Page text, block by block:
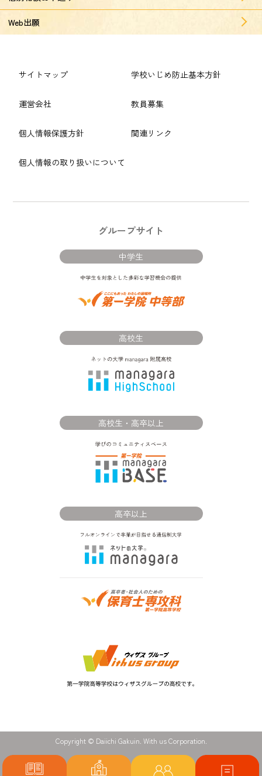
Web出願
サイトマップ
運営会社
個人情報保護方針
個人情報の取り扱いについて
学校いじめ防止基本方針
教員募集
関連リンク
グループサイト
中学生
高校生
高校生・高卒以上
高卒以上
Copyright © Daiichi Gakuin. With us Corporation.